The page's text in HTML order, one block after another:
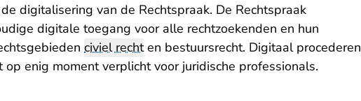
digitalisering van de Rechtspraak. De Rechtspraak
digitale toegang voor alle rechtzoekenden en hun
civiel rechten bestuursrecht. Digitaal procederen
enig moment verplicht voor juridische professionals.